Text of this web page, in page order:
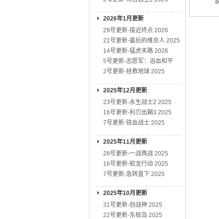
2026年1月更新
29号更新-接近终点 2026
21号更新-最后的维京人 2025
14号更新-猛虎末路 2026
5号更新-志愿军：浴血和平
2号更新-拯救地球 2025
2025年12月更新
23号更新-永生战士2 2025
16号更新-利刃出鞘3 2025
7号更新-铁血战士 2025
2025年11月更新
28号更新-一战再战 2025
16号更新-蛟龙行动 2025
7号更新-急转直下 2025
2025年10月更新
31号更新-创战神 2025
22号更新-东极岛 2025